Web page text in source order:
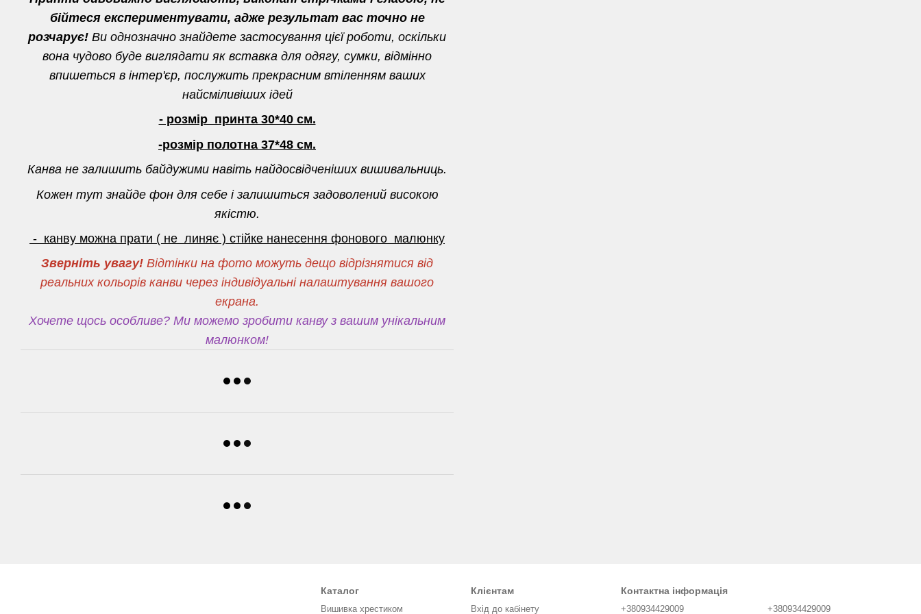
бійтеся експериментувати, адже результат вас точно не
розчарує! Ви однозначно знайдете застосування цієї роботи, оскільки
вона чудово буде виглядати як вставка для одягу, сумки, відмінно
впишеться в інтер'єр, послужить прекрасним втіленням ваших
найсміливіших ідей
- розмір принта 30*40 см.
-розмір полотна 37*48 см.
Канва не залишить байдужими навіть найдосвідченіших вишивальниць.
Кожен тут знайде фон для себе і залишиться задоволений високою
якістю.
- канву можна прати ( не линяє ) стійке нанесення фонового малюнку
Зверніть увагу! Відтінки на фото можуть дещо відрізнятися від
реальних кольорів канви через індивідуальні налаштування вашого
екрана.
Хочете щось особливе? Ми можемо зробити канву з вашим унікальним
малюнком!
Каталог
Вишивка хрестиком
Клієнтам
Вхід до кабінету
Контактна інформація
+380934429009 +380934429009